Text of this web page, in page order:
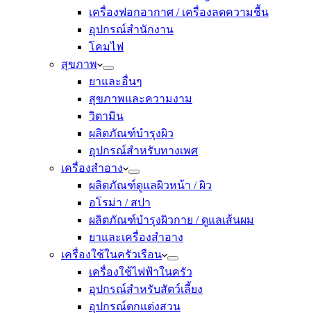
เครื่องฟอกอากาศ / เครื่องลดความชื้น
อุปกรณ์สำนักงาน
โคมไฟ
สุขภาพ
ยาและอื่นๆ
สุขภาพและความงาม
วิตามิน
ผลิตภัณฑ์บำรุงผิว
อุปกรณ์สำหรับทางเพศ
เครื่องสำอาง
ผลิตภัณฑ์ดูแลผิวหน้า / ผิว
อโรม่า / สปา
ผลิตภัณฑ์บำรุงผิวกาย / ดูแลเส้นผม
ยาและเครื่องสำอาง
เครื่องใช้ในครัวเรือน
เครื่องใช้ไฟฟ้าในครัว
อุปกรณ์สำหรับสัตว์เลี้ยง
อุปกรณ์ตกแต่งสวน